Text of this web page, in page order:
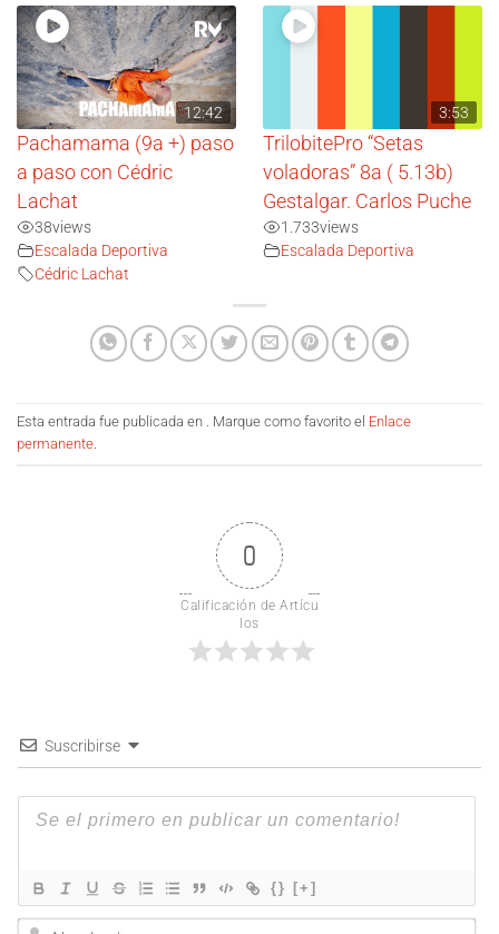
12:42
Pachamama (9a +) paso
a paso con Cédric
Lachat
38views
Escalada Deportiva
Cédric Lachat
3:53
TrilobitePro “Setas
voladoras” 8a ( 5.13b)
Gestalgar. Carlos Puche
1.733views
Escalada Deportiva
Esta entrada fue publicada en . Marque como favorito el Enlace
permanente.
0
Calificación de Artícu
los
Suscribirse
{} [+]